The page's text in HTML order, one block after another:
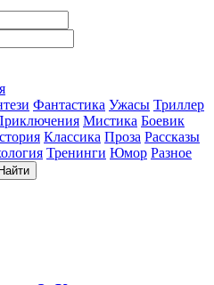
Фантастика Ужасы Триллер
Мистика Боевик
Классика Проза Рассказы
Тренинги Юмор Разное
Найти